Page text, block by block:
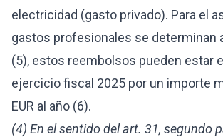
electricidad (gasto privado). Para el
gastos profesionales se determinan
(5), estos reembolsos pueden estar
ejercicio fiscal 2025 por un importe
EUR al año (6).
(4) En el sentido del art. 31, segundo